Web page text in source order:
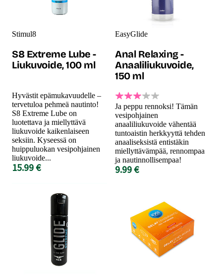
Stimul8
S8 Extreme Lube -
Liukuvoide, 100 ml
Hyvästit epämukavuudelle –
tervetuloa pehmeä nautinto!
S8 Extreme Lube on
luotettava ja miellyttävä
liukuvoide kaikenlaiseen
seksiin. Kyseessä on
huippuluokan vesipohjainen
liukuvoide...
15.99 €
EasyGlide
Anal Relaxing -
Anaaliliukuvoide,
150 ml
Ja peppu rennoksi! Tämän
vesipohjainen
anaaliliukuvoide vähentää
tuntoaistin herkkyyttä tehden
anaaliseksistä entistäkin
miellyttävämpää, rennompaa
ja nautinnollisempaa!
9.99 €